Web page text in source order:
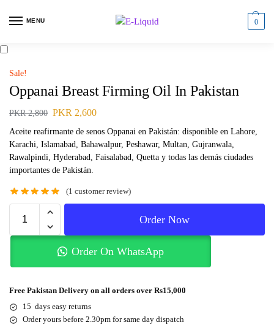
MENU 0
Sale!
Oppanai Breast Firming Oil In Pakistan
PKR2,800 PKR 2,600
Aceite reafirmante de senos Oppanai en Pakistán: disponible en Lahore,
Karachi, Islamabad, Bahawalpur, Peshawar, Multan, Gujranwala,
Rawalpindi, Hyderabad, Faisalabad, Quetta y todas las demás ciudades
importantes de Pakistán.
(1 customer review)
Order Now
Order On WhatsApp
Free Pakistan Delivery on all orders over Rs15,000
15 days easy returns
Order yours before 2.30pm for same day dispatch